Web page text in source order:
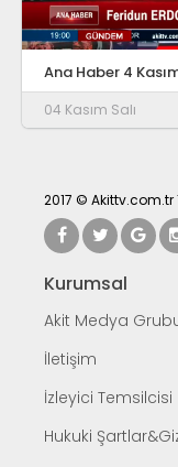
Ana Haber 4
04 Kasım Salı
2017 © Akittv.com.tr
Kurumsal
Akit Medya
İletişim
İzleyici Temsilcisi
Hukuki